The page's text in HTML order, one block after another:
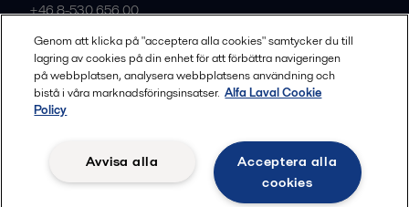
+46 8-530 656 00
Alla kontor och partners
Legal terms and conditions
Community guidelines
Genom att klicka på "acceptera alla cookies" samtycker du till
lagring av cookies på din enhet för att förbättra navigeringen
på webbplatsen, analysera webbplatsens användning och
bistå i våra marknadsföringsinsatser. Alfa Laval Cookie
Policy
Acceptera alla
cookies
Avvisa alla